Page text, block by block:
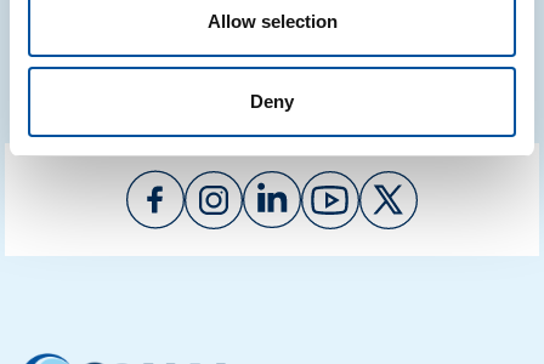
Allow selection
Deny